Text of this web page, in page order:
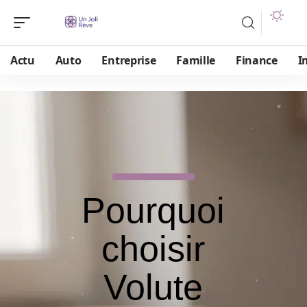
Actu Auto Entreprise Famille Finance
Pourquoi
choisir
Volute